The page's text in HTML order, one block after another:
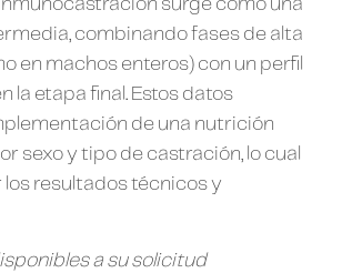
surge como una
combinando fases de alta
en machos enteros) con un perfil
la etapa final. Estos datos
de una nutrición
sexo y tipo de castración, lo cual
resultados técnicos y
a su solicitud